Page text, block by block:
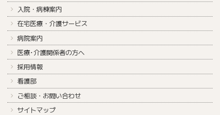
入院・病棟案内
在宅医療・介護サービス
病院案内
医療･介護関係者の方へ
採用情報
看護部
ご相談・お問い合わせ
サイトマップ